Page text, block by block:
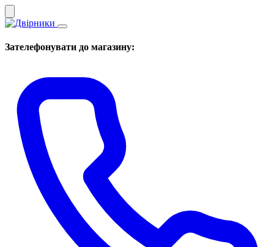
Зателефонувати до магазину: